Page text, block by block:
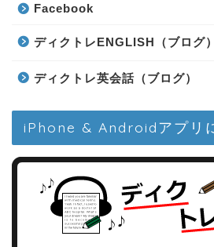
Facebook
ディクトレENGLISH（ブログ）
ディクトレ英会話（ブログ）
iPhone & Androidアプリ